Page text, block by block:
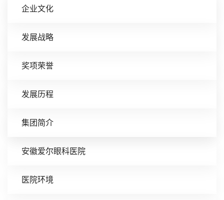
企业文化
发展战略
奖项荣誉
发展历程
集团简介
安徽爱尔眼科医院
医院环境